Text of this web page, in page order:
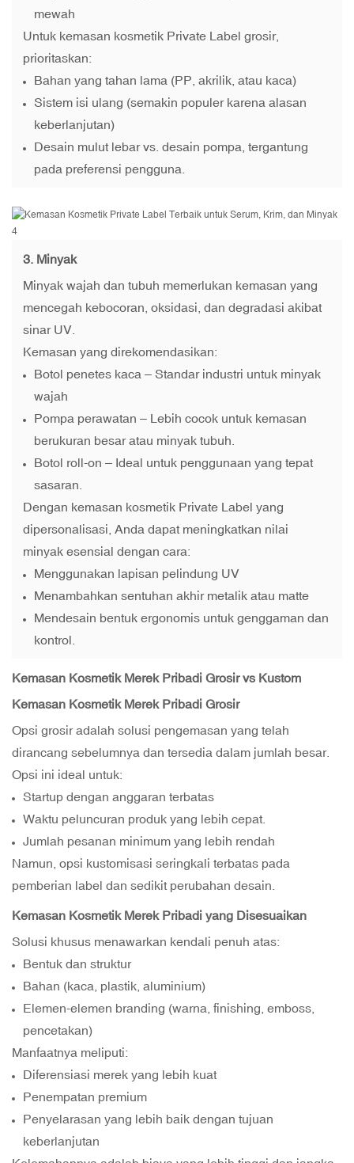
mewah
Untuk kemasan kosmetik Private Label grosir,
prioritaskan:
Bahan yang tahan lama (PP, akrilik, atau kaca)
Sistem isi ulang (semakin populer karena alasan
keberlanjutan)
Desain mulut lebar vs. desain pompa, tergantung
pada preferensi pengguna.
3. Minyak
Minyak wajah dan tubuh memerlukan kemasan yang
mencegah kebocoran, oksidasi, dan degradasi akibat
sinar UV.
Kemasan yang direkomendasikan:
Botol penetes kaca – Standar industri untuk minyak
wajah
Pompa perawatan – Lebih cocok untuk kemasan
berukuran besar atau minyak tubuh.
Botol roll-on – Ideal untuk penggunaan yang tepat
sasaran.
Dengan kemasan kosmetik Private Label yang
dipersonalisasi, Anda dapat meningkatkan nilai
minyak esensial dengan cara:
Menggunakan lapisan pelindung UV
Menambahkan sentuhan akhir metalik atau matte
Mendesain bentuk ergonomis untuk genggaman dan
kontrol.
Kemasan Kosmetik Merek Pribadi Grosir vs Kustom
Kemasan Kosmetik Merek Pribadi Grosir
Opsi grosir adalah solusi pengemasan yang telah
dirancang sebelumnya dan tersedia dalam jumlah besar.
Opsi ini ideal untuk:
Startup dengan anggaran terbatas
Waktu peluncuran produk yang lebih cepat.
Jumlah pesanan minimum yang lebih rendah
Namun, opsi kustomisasi seringkali terbatas pada
pemberian label dan sedikit perubahan desain.
Kemasan Kosmetik Merek Pribadi yang Disesuaikan
Solusi khusus menawarkan kendali penuh atas:
Bentuk dan struktur
Bahan (kaca, plastik, aluminium)
Elemen-elemen branding (warna, finishing, emboss,
pencetakan)
Manfaatnya meliputi:
Diferensiasi merek yang lebih kuat
Penempatan premium
Penyelarasan yang lebih baik dengan tujuan
keberlanjutan